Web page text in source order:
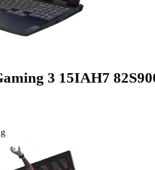
3 15IAH7